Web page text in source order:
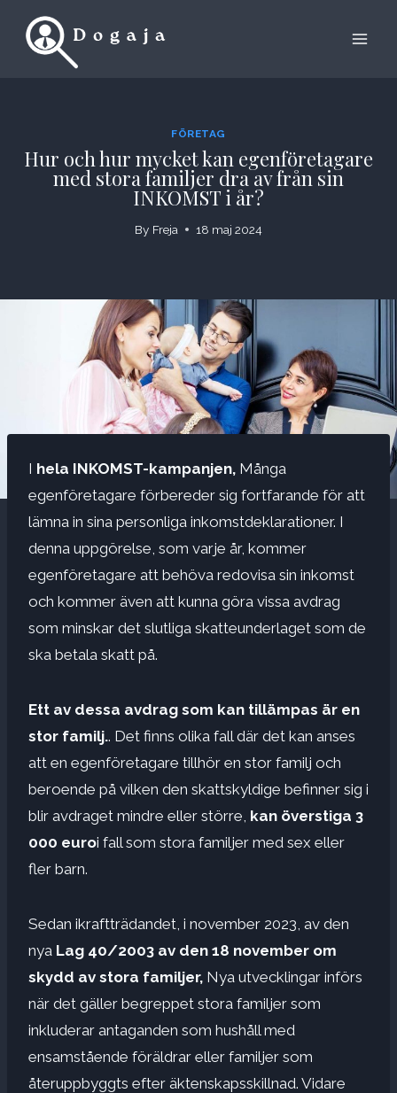
FÖRETAG
Hur och hur mycket kan egenföretagare
med stora familjer dra av från sin
INKOMST i år?
By Freja 18 maj 2024
I hela INKOMST-kampanjen, Många
egenföretagare förbereder sig fortfarande för att
lämna in sina personliga inkomstdeklarationer. I
denna uppgörelse, som varje år, kommer
egenföretagare att behöva redovisa sin inkomst
och kommer även att kunna göra vissa avdrag
som minskar det slutliga skatteunderlaget som de
ska betala skatt på.
Ett av dessa avdrag som kan tillämpas är en
stor familj.. Det finns olika fall där det kan anses
att en egenföretagare tillhör en stor familj och
beroende på vilken den skattskyldige befinner sig i
blir avdraget mindre eller större, kan överstiga 3
000 euroi fall som stora familjer med sex eller
fler barn.
Sedan ikraftträdandet, i november 2023, av den
nya Lag 40/2003 av den 18 november om
skydd av stora familjer, Nya utvecklingar införs
när det gäller begreppet stora familjer som
inkluderar antaganden som hushåll med
ensamstående föräldrar eller familjer som
återuppbyggts efter äktenskapsskillnad. Vidare